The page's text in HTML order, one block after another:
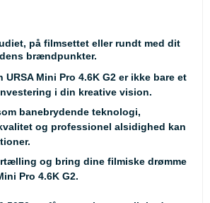
på filmsettet eller rundt med dit
brændpunkter.
URSA Mini Pro 4.6K G2 er ikke bare et
i din kreative vision.
banebrydende teknologi,
og professionel alsidighed kan
og bring dine filmiske drømme
Pro 4.6K G2.